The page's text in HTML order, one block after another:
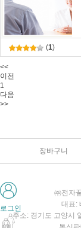
로그인
(1)
<<
이전
1
다음
>>
장바구니
㈜전자
대표:
주소: 경기도 고양시